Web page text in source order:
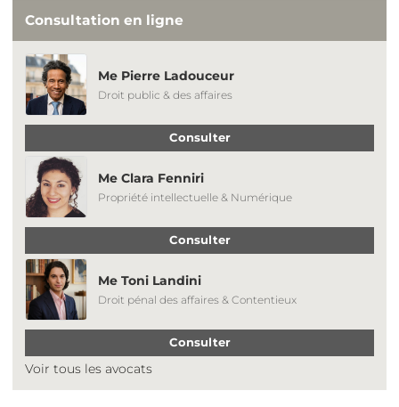
Consultation en ligne
Me Pierre Ladouceur
Droit public & des affaires
Consulter
Me Clara Fenniri
Propriété intellectuelle & Numérique
Consulter
Me Toni Landini
Droit pénal des affaires & Contentieux
Consulter
Voir tous les avocats